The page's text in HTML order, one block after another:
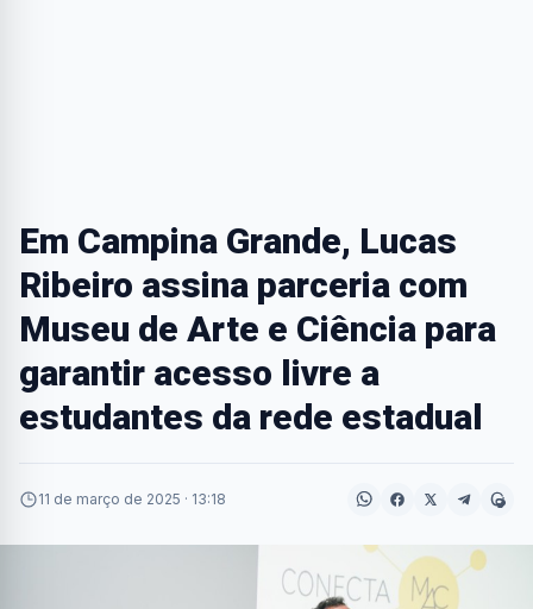
Em Campina Grande, Lucas
Ribeiro assina parceria com
Museu de Arte e Ciência para
garantir acesso livre a
estudantes da rede estadual
11 de março de 2025 · 13:18